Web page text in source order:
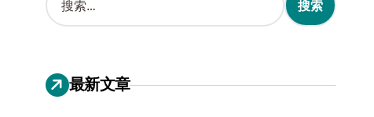
索
：
最新文章